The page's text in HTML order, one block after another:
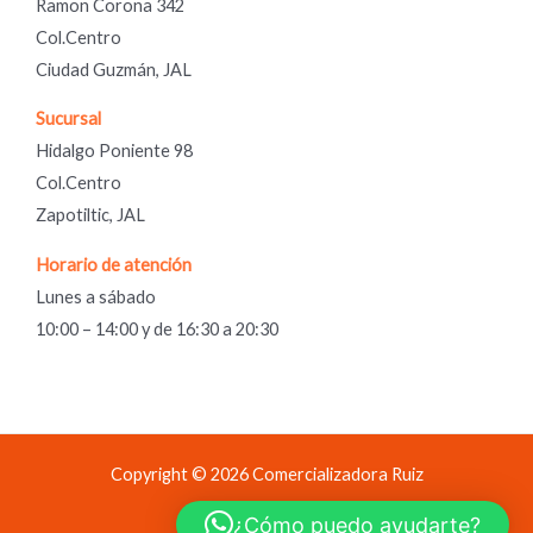
Ramon Corona 342
Col.Centro
Ciudad Guzmán, JAL
Sucursal
Hidalgo Poniente 98
Col.Centro
Zapotiltic, JAL
Horario de atención
Lunes a sábado
10:00 – 14:00 y de 16:30 a 20:30
Copyright © 2026 Comercializadora Ruiz
Comercializadora Ruiz
¿Cómo puedo ayudarte?